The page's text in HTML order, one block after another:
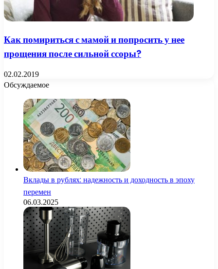
Как помириться с мамой и попросить у нее
прощения после сильной ссоры?
02.02.2019
Обсуждаемое
Вклады в рублях: надежность и доходность в эпоху
перемен
06.03.2025